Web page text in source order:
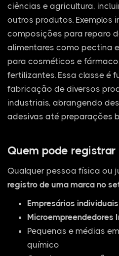
ciências e agricultura,
outros produtos. Exemplos
composições para reparo
alimentares como pectina
para cosméticos e
fertilizantes. Essa classe é
fabricação de diversos
industriais, abrangendo
adesivas até preparações
Quem pode registrar
Qualquer pessoa física ou
registro de uma marca no
Empresários individuais
Microempreendedores
Pequenas e médias
químico